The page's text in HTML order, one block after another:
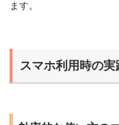
ます。
スマホ利用時の